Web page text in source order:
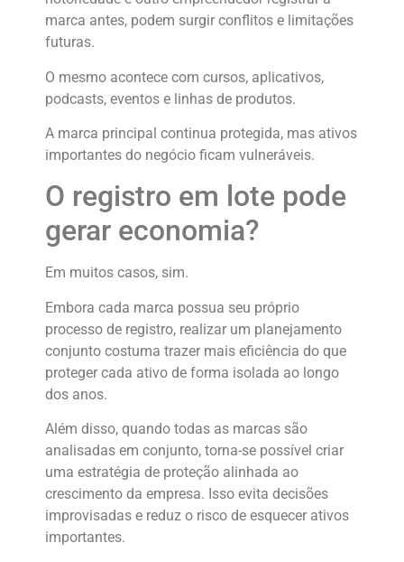
marca antes, podem surgir conflitos e limitações
futuras.
O mesmo acontece com cursos, aplicativos,
podcasts, eventos e linhas de produtos.
A marca principal continua protegida, mas ativos
importantes do negócio ficam vulneráveis.
O registro em lote pode
gerar economia?
Em muitos casos, sim.
Embora cada marca possua seu próprio
processo de registro, realizar um planejamento
conjunto costuma trazer mais eficiência do que
proteger cada ativo de forma isolada ao longo
dos anos.
Além disso, quando todas as marcas são
analisadas em conjunto, torna-se possível criar
uma estratégia de proteção alinhada ao
crescimento da empresa. Isso evita decisões
improvisadas e reduz o risco de esquecer ativos
importantes.